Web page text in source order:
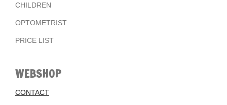
CHILDREN
OPTOMETRIST
PRICE LIST
WEBSHOP
CONTACT